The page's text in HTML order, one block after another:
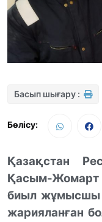
Басып шығару :
Бөлісу:
Қазақстан
Қасым-
биыл жұмысшы
жарияланған